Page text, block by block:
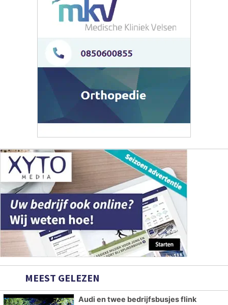
MEEST GELEZEN
Audi en twee bedrijfsbusjes flink